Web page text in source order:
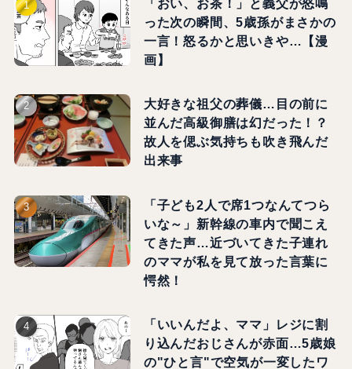
「おい、お茶！」と義父が怒鳴
った次の瞬間、5歳孫がまさかの
一言！怒るかと思いきや…【漫
画】
大好きな祖父の葬儀…目の前に
並んだ高級御膳は幻だった！？
故人を偲ぶ気持ちも吹き飛んだ
出来事
「子ども2人で席1つなんてつら
いな～」新幹線の車内で聞こえ
てきた声…近づいてきた子連れ
のママが私を見て放った言葉に
愕然！
「いいんだよ、ママ」レジに割
り込んだおじさんが赤面…5歳娘
の"ひと言"で空気が一変したワ